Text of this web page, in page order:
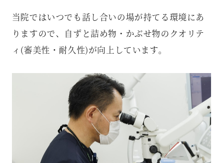
当院ではいつでも話し合いの場が持てる環境にあ
りますので、自ずと詰め物・かぶせ物のクオリテ
ィ(審美性・耐久性)が向上しています。